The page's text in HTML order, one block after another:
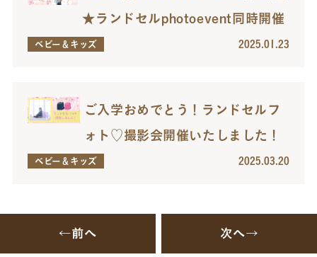
★ランドセルphotoevent同時開催
ベビー＆キッズ 2025.01.23
ご入学おめでとう！ランドセルフ
ォト♡撮影会開催いたしました！
ベビー＆キッズ 2025.03.20
←前へ 次へ→